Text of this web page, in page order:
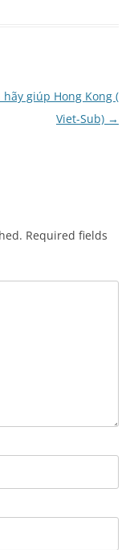
hãy giúp Hong Kong (
Viet-Sub) →
Required fields